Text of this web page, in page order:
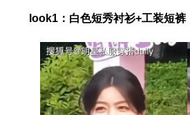
look1：白色短秀衬衫+工装短裤